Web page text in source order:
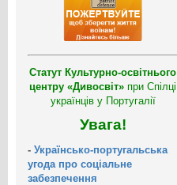
Статут Культурно-освітнього
центру «Дивосвіт» при Спілці
українців у Португалії
Увага!
- Українсько-португальська
угода про соціальне
забезпечення